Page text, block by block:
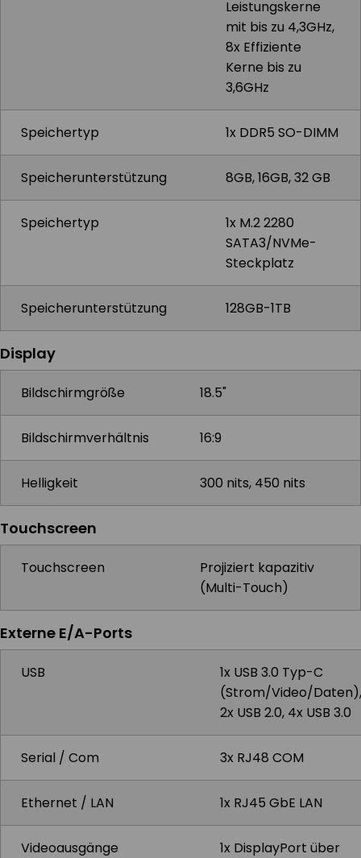
Leistungskerne
mit bis zu 4,3GHz,
8x Effiziente
Kerne bis zu
3,6GHz
Speichertyp 1x DDR5 SO-DIMM
Speicherunterstützung 8GB, 16GB, 32 GB
Speichertyp
1x M.2 2280
SATA3/NVMe-
Steckplatz
Speicherunterstützung 128GB-1TB
Display
Bildschirmgröße 18.5"
Bildschirmverhältnis 16:9
Helligkeit 300 nits, 450 nits
Touchscreen
Touchscreen
Projiziert kapazitiv
(Multi-Touch)
Externe E/A-Ports
USB
1x USB 3.0 Typ-C
(Strom/Video/Daten),
2x USB 2.0, 4x USB 3.0
Serial / Com 3x RJ48 COM
Ethernet / LAN 1x RJ45 GbE LAN
Videoausgänge
1x DisplayPort über